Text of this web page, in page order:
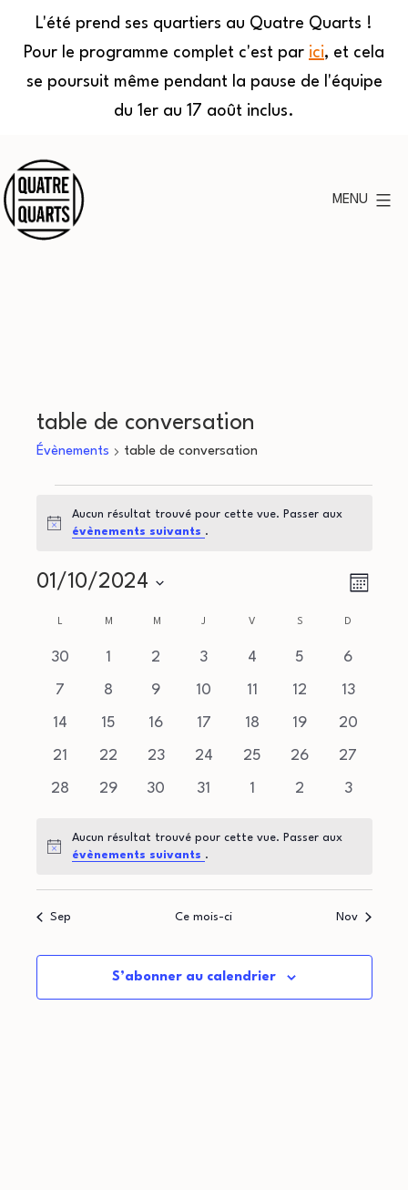
L'été prend ses quartiers au Quatre Quarts !
Pour le programme complet c'est par ici, et cela
se poursuit même pendant la pause de l'équipe
du 1er au 17 août inclus.
au
contenu
MENU
table de conversation
Évènements table de conversation
Évènements
Notice
Aucun résultat trouvé pour cette vue. Passer aux
évènements suivants .
N
a
v
i
g
a
o
N
n
d
e
u
Mois
01/10/2024
date.
d
i
e
r
L M M MERCREDI
J V VENDREDI
S D
0
évènements
30
0
évènements
1
0
évènements
2
0
évènements
3
0
évènements
4
0
évènements
5
0
6
0
évènements
7
0
évènements
8
0
évènements
9
0
évènements
10
0
évènements
11
0
évènements
12
0
13
0
évènements
14
0
évènements
15
0
évènements
16
0
évènements
17
0
évènements
18
0
évènements
19
0
20
0
évènements
21
0
évènements
22
0
évènements
23
0
évènements
24
0
évènements
25
0
évènements
26
0
27
0
28
0
29
0
30
0
31
01
0
2
0
3
Notice
Aucun résultat trouvé pour cette vue. Passer aux
évènements suivants .
Sep Ce mois-ci Nov
S’abonner au calendrier